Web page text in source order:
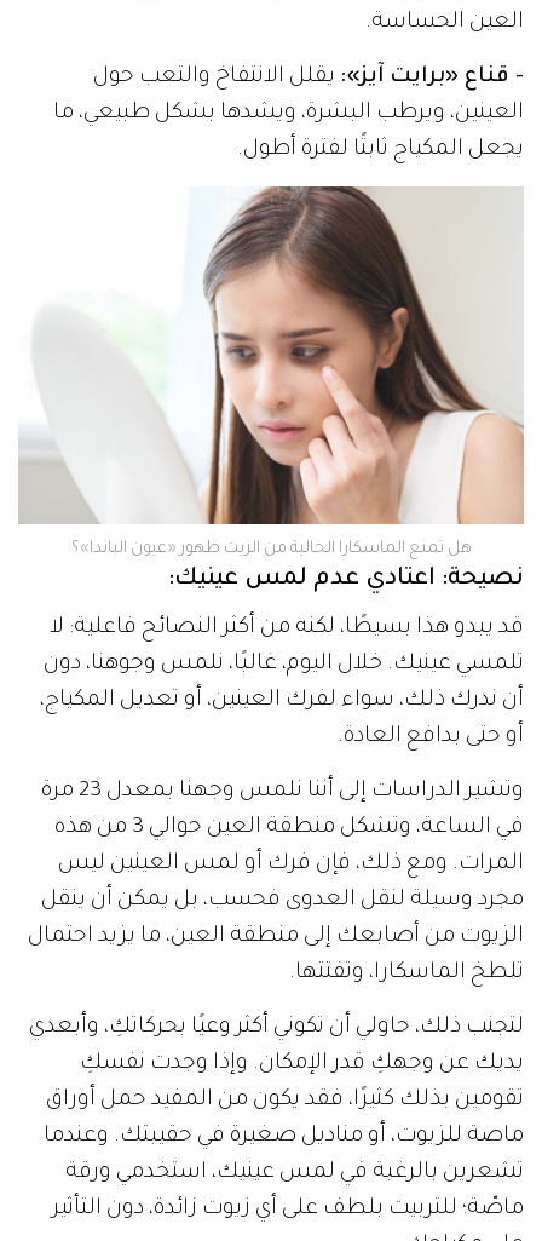
العين الحساسة.
- قناع «برايت آيز»: يقلل الانتفاخ والتعب حول
العينين، ويرطب البشرة، ويشدها بشكل طبيعي، ما
يجعل المكياج ثابتًا لفترة أطول.
هل تمنع الماسكارا الخالية من الزيت ظهور «عيون الباندا»؟
نصيحة: اعتادي عدم لمس عينيك:
قد يبدو هذا بسيطًا، لكنه من أكثر النصائح فاعلية: لا
تلمسي عينيك. خلال اليوم، غالبًا، نلمس وجوهنا، دون
أن ندرك ذلك، سواء لفرك العينين، أو تعديل المكياج،
أو حتى بدافع العادة.
وتشير الدراسات إلى أننا نلمس وجهنا بمعدل 23 مرة
في الساعة، وتشكل منطقة العين حوالي 3 من هذه
المرات. ومع ذلك، فإن فرك أو لمس العينين ليس
مجرد وسيلة لنقل العدوى فحسب، بل يمكن أن ينقل
الزيوت من أصابعك إلى منطقة العين، ما يزيد احتمال
تلطخ الماسكارا، وتفتتها.
لتجنب ذلك، حاولي أن تكوني أكثر وعيًا بحركاتكِ، وأبعدي
يديك عن وجهكِ قدر الإمكان. وإذا وجدت نفسكِ
تقومين بذلك كثيرًا، فقد يكون من المفيد حمل أوراق
ماصة للزيوت، أو مناديل صغيرة في حقيبتك. وعندما
تشعرين بالرغبة في لمس عينيك، استخدمي ورقة
ماصّة؛ للتربيت بلطف على أي زيوت زائدة، دون التأثير